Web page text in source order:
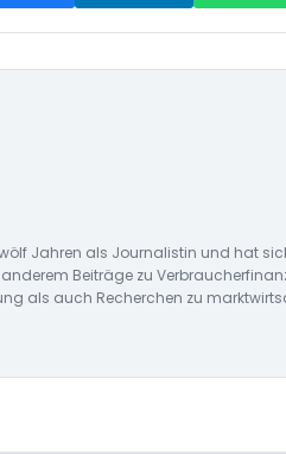
Jahren als Journalistin und hat
Beiträge zu
als auch Recherchen zu